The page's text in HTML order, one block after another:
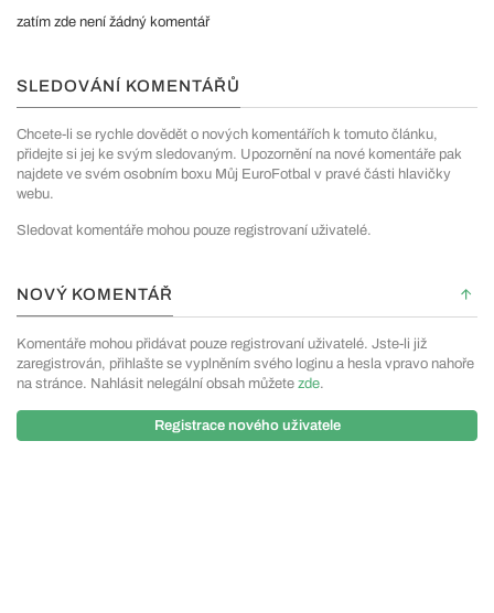
zatím zde není žádný komentář
SLEDOVÁNÍ KOMENTÁŘŮ
Chcete-li se rychle dovědět o nových komentářích k tomuto článku,
přidejte si jej ke svým sledovaným. Upozornění na nové komentáře pak
najdete ve svém osobním boxu Můj EuroFotbal v pravé části hlavičky
webu.
Sledovat komentáře mohou pouze registrovaní uživatelé.
NOVÝ KOMENTÁŘ
Komentáře mohou přidávat pouze registrovaní uživatelé. Jste-li již
zaregistrován, přihlašte se vyplněním svého loginu a hesla vpravo nahoře
na stránce. Nahlásit nelegální obsah můžete zde.
Registrace nového uživatele